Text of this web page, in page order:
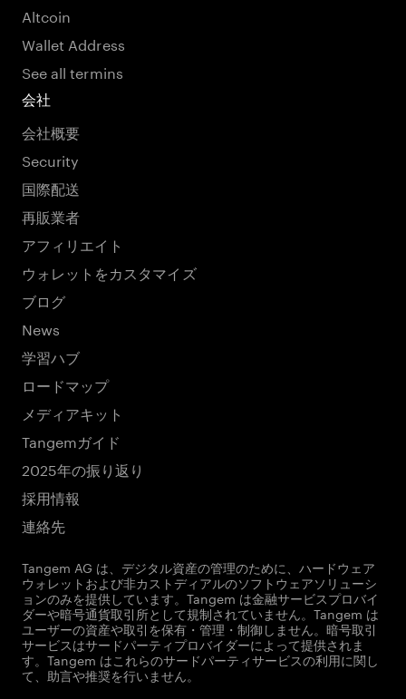
Altcoin
Wallet Address
See all termins
会社
会社概要
Security
国際配送
再販業者
アフィリエイト
ウォレットをカスタマイズ
ブログ
News
学習ハブ
ロードマップ
メディアキット
Tangemガイド
2025年の振り返り
採用情報
連絡先
Tangem AG は、デジタル資産の管理のために、ハードウェア
ウォレットおよび非カストディアルのソフトウェアソリューシ
ョンのみを提供しています。Tangem は金融サービスプロバイ
ダーや暗号通貨取引所として規制されていません。Tangem は
ユーザーの資産や取引を保有・管理・制御しません。暗号取引
サービスはサードパーティプロバイダーによって提供されま
す。Tangem はこれらのサードパーティサービスの利用に関し
て、助言や推奨を行いません。